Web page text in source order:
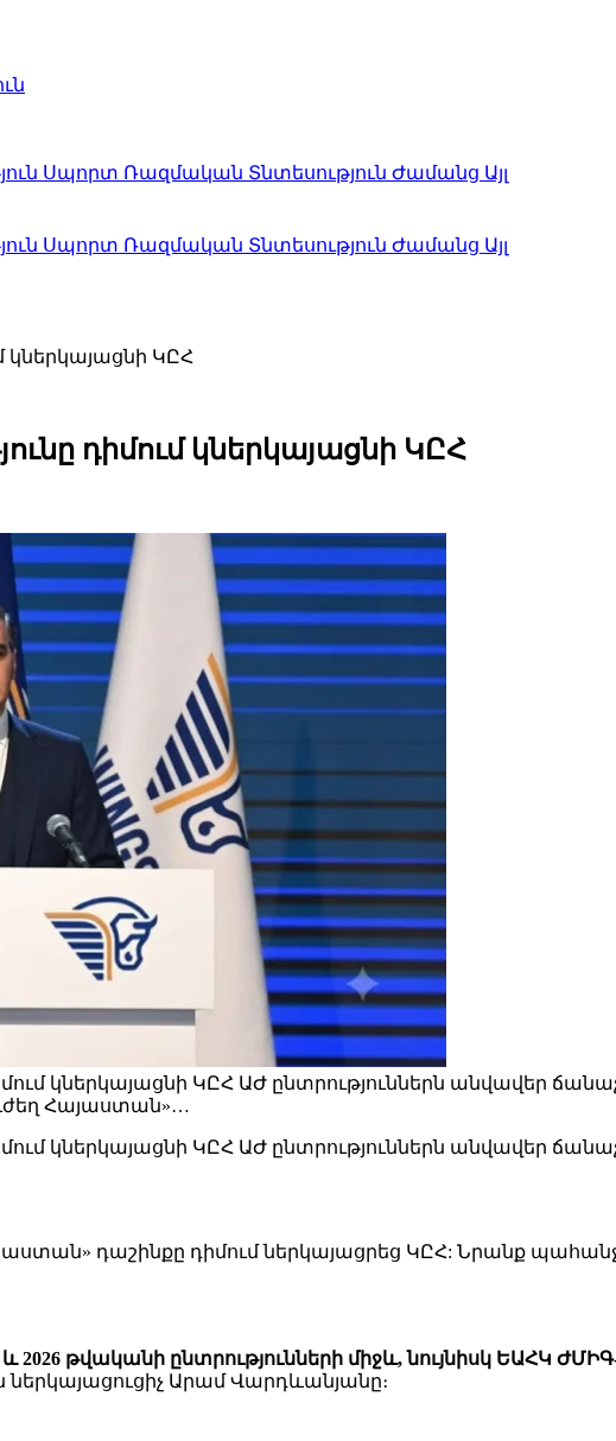
Սպորտ Ռազմական Տնտեսություն Ժամանց Այլ
Սպորտ Ռազմական Տնտեսություն Ժամանց Այլ
կներկայացնի ԿԸՀ
դիմում կներկայացնի ԿԸՀ
կներկայացնի ԿԸՀ ԱԺ ընտրություններն անվավեր
Հայաստան»…
կներկայացնի ԿԸՀ ԱԺ ընտրություններն անվավեր
դաշինքը դիմում ներկայացրեց ԿԸՀ: Նրանք
թվականի ընտրությունների միջև, նույնիսկ ԵԱՀԿ
ներկայացուցիչ Արամ Վարդևանյանը։